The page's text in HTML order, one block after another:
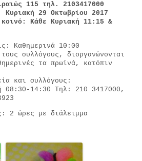
115 τηλ. 2103417000
Κυριακή 29 Οκτωβρίου 2017
κοινό: Κάθε Κυριακή 11:15 &
Καθημερινά 10:00
συλλόγους, διοργανώνονται
τα πρωϊνά, κατόπιν
και συλλόγους:
08:30-14:30 Τηλ: 210 3417000,
2 ώρες με διάλειμμα